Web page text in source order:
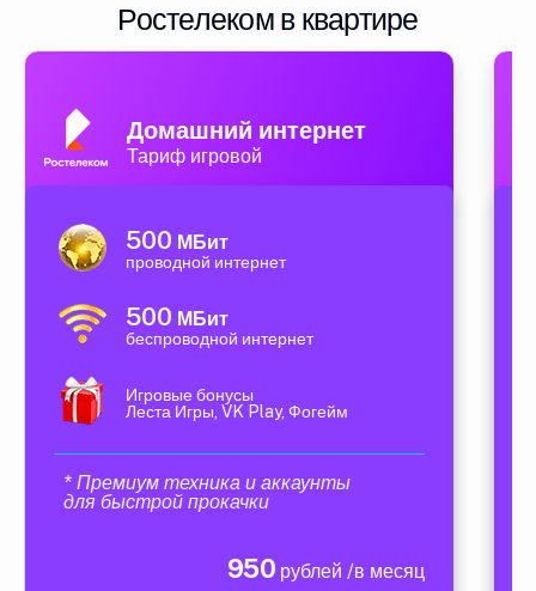
Ростелеком в квартире
Домашний интернет
Тариф игровой
500 МБит
проводной интернет
500 МБит
беспроводной интернет
Игровые бонусы
Леста Игры, VK Play, Фогейм
* Премиум техника и аккаунты
для быстрой прокачки
950 рублей /в месяц